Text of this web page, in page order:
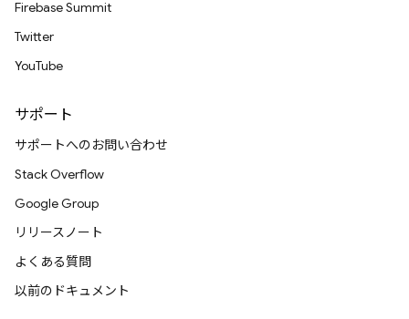
Firebase Summit
Twitter
YouTube
サポート
サポートへのお問い合わせ
Stack Overflow
Google Group
リリースノート
よくある質問
以前のドキュメント